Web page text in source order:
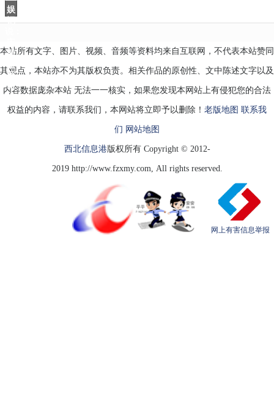
娱
记
茜
进
军
时
本站所有文字、图片、视频、音频等资料均来自互联网，不代表本站赞同
其观点，本站亦不为其版权负责。相关作品的原创性、文中陈述文字以及
内容数据庞杂本站 无法一一核实，如果您发现本网站上有侵犯您的合法
权益的内容，请联系我们，本网站将立即予以删除！ 老版地图 联系我
们 网站地图
西北信息港版权所有 Copyright © 2012-
2019 http://www.fzxmy.com, All rights reserved.
网上有害信息举报